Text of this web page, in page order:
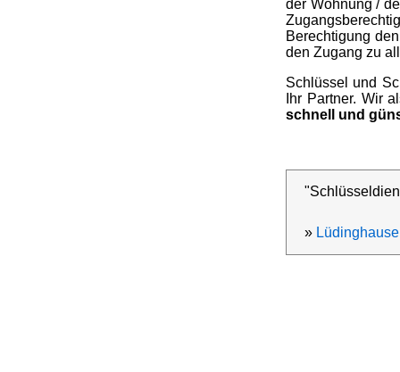
der Wohnung /
Berechtigung
den Zugang zu
Schlüssel und
Ihr Partner. Wir
schnell und
»